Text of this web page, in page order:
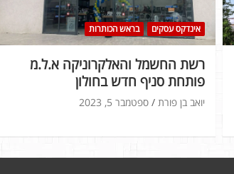
אינדקס עסקים בראש הכותרות
רשת החשמל והאלקרוניקה א.ל.מ
פותחת סניף חדש בחולון
ספטמבר 5, 2023 יואב בן פורת